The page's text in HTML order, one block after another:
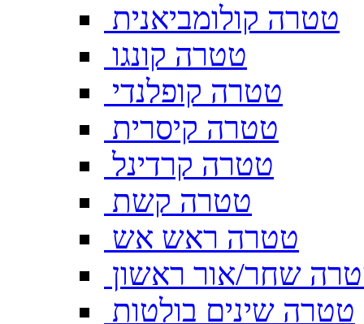
טטרה קולומביאנית
טטרה קונגו
טטרה קופלנדי
טטרה קיסרית
טטרה קרדינל
טטרה קשת
טטרה ראש אש
שחר/אור ראשון
טטרה שינים בולטות